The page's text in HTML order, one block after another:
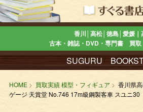
香川│高松│徳島│愛媛｜
古本・雑誌・DVD・専門書 買
SUGURU
HOME 買取実績 模型・フィギュア
香川県
ゲージ 天賞堂 No.746 17m級鋼製客車 スユニ30